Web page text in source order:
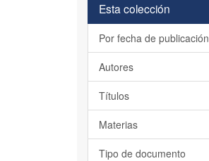
Esta colección
Por fecha de publicación
Autores
Títulos
Materias
Tipo de documento